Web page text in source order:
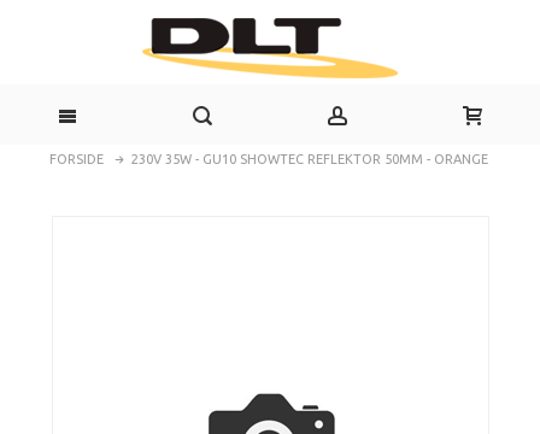
FORSIDE 230V 35W - GU10 SHOWTEC REFLEKTOR 50MM - ORANGE